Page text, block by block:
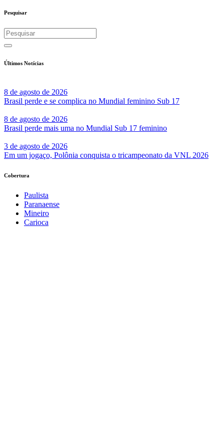
Pesquisar
Últimos Notícias
8 de agosto de 2026
Brasil perde e se complica no Mundial feminino Sub 17
8 de agosto de 2026
Brasil perde mais uma no Mundial Sub 17 feminino
3 de agosto de 2026
Em um jogaço, Polônia conquista o tricampeonato da VNL 2026
Cobertura
Paulista
Paranaense
Mineiro
Carioca